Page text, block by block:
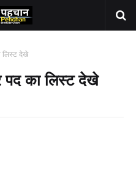
लिस्ट देखे
पद का लिस्ट देखे